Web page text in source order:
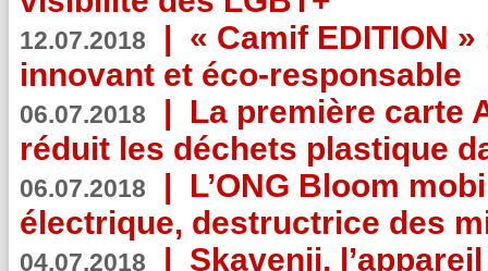
12.07.2018 | « Camif EDITION
innovant et éco-responsable
06.07.2018 | La première carte
réduit les déchets plastique
06.07.2018 | L’ONG Bloom
électrique, destructrice des
04.07.2018 | Skavenji,